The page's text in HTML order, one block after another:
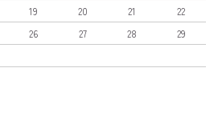
19 20 21
22
26 27 28
29